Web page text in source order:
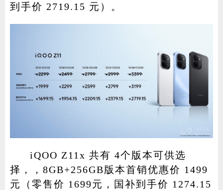
到手价 2719.15 元）。
iQOO Z11x 共有 4个版本可供选
择，，8GB+256GB版本首销优惠价 1499
元（零售价 1699元，国补到手价 1274.15